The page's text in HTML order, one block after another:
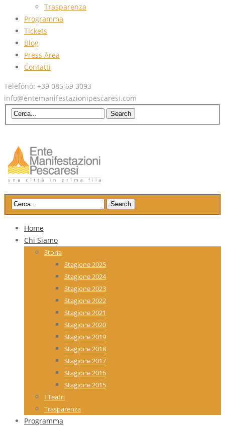
Trasparenza
Programma
Tickets
Blog
Press Area
Contatti
Telefono: +39 085 69 3093
info@entemanifestazionipescaresi.com
Home
Chi Siamo
Storia
Stagione 2025
Stagione 2024
Stagione 2023
Stagione 2022
Stagione 2021
Stagione 2020
Stagione 2019
Stagione 2018
Stagione 2017
Stagione 2016
Stagione 2015
I Teatri
Trasparenza
Programma